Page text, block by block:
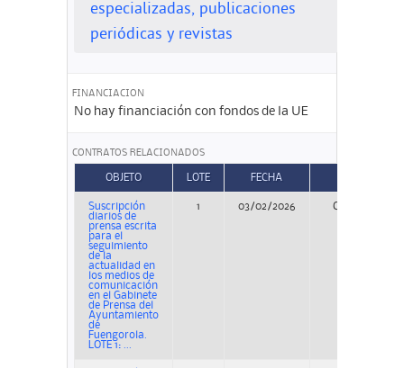
especializadas, publicaciones
periódicas y revistas
FINANCIACION
No hay financiación con fondos de la UE
CONTRATOS RELACIONADOS
OBJETO LOTE FECHA
Suscripción
diarios de
prensa escrita
para el
seguimiento
de la
actualidad en
los medios de
comunicación
en el Gabinete
de Prensa del
Ayuntamiento
de
Fuengorola.
LOTE 1: ...
1 03/02/2026 Concurso